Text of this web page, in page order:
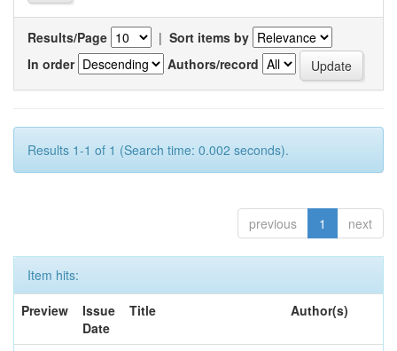
Results/Page | Sort items by
In order
Authors/record
Results 1-1 of 1 (Search time: 0.002 seconds).
previous 1 next
Item hits:
Preview
Issue
Date
Title Author(s)